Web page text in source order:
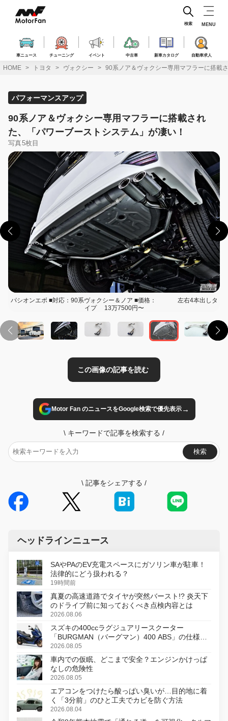
ス
車ニュース チューニング イベント 中古車 新車カタログ 自動車求人
検索 MENU
HOME トヨタ ヴォクシー 90系ノア＆ヴォクシー専用マフラーに搭載
パフォーマンスアップ
90系ノア＆ヴォクシー専用マフラーに搭載され
た、「パワーブーストシステム」が凄い！
写真5枚目
パシオンエボ ■対応：90系ヴォクシー＆ノア ■価格： 左右4本出しタ
イプ 13万7500円〜
この画像の記事を読む
Motor Fan のニュースをGoogle検索で優先表示→
\ キーワードで記事を検索する /
検索
\ 記事をシェアする /
ヘッドラインニュース
SAやPAのEV充電スペースにガソリン車が駐車！
法律的にどう扱われる？
19時間前
真夏の高速道路でタイヤが突然バースト!? 炎天下
のドライブ前に知っておくべき点検内容とは
2026.08.06
スズキの400ccラグジュアリースクーター
「BURGMAN（バーグマン）400 ABS」の仕様を
変更し、8月18日に発売
2026.08.05
車内での仮眠、どこまで安全？エンジンかけっぱ
なしの危険性
2026.08.05
エアコンをつけたら酸っぱい臭いが…目的地に着
く「3分前」のひと工夫でカビを防ぐ方法
2026.08.04